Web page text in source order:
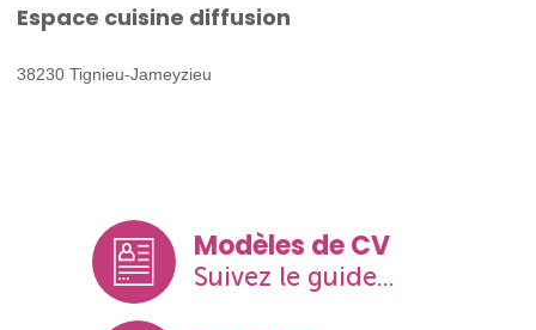
Espace cuisine diffusion
38230 Tignieu-Jameyzieu
Modèles de CV
Suivez le guide...